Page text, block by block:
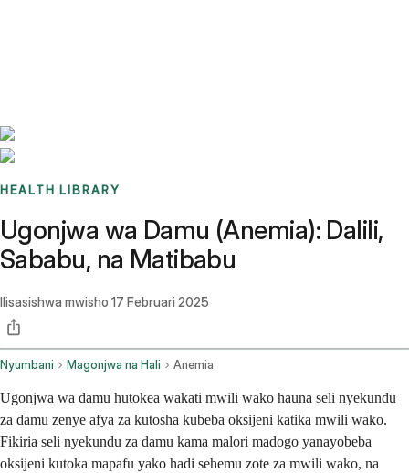
HEALTH LIBRARY
Ugonjwa wa Damu (Anemia): Dalili,
Sababu, na Matibabu
Ilisasishwa mwisho 17 Februari 2025
Nyumbani Magonjwa na Hali Anemia
Ugonjwa wa damu hutokea wakati mwili wako hauna seli nyekundu
za damu zenye afya za kutosha kubeba oksijeni katika mwili wako.
Fikiria seli nyekundu za damu kama malori madogo yanayobeba
oksijeni kutoka mapafu yako hadi sehemu zote za mwili wako, na